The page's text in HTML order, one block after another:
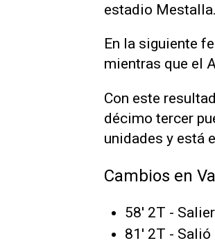
estadio Mestalla.
En la siguiente
mientras que el
Con este
décimo tercer
unidades y está
Cambios en
58' 2T -
81' 2T - Salió